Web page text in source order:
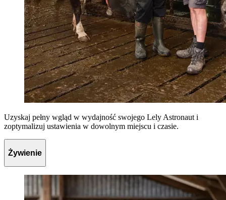
Uzyskaj pełny wgląd w wydajność swojego Lely Astronaut i
zoptymalizuj ustawienia w dowolnym miejscu i czasie.
Żywienie